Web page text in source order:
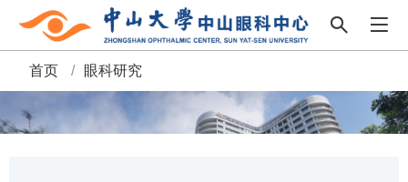
面
包
首页 / 眼科研究